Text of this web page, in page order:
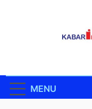
MENU